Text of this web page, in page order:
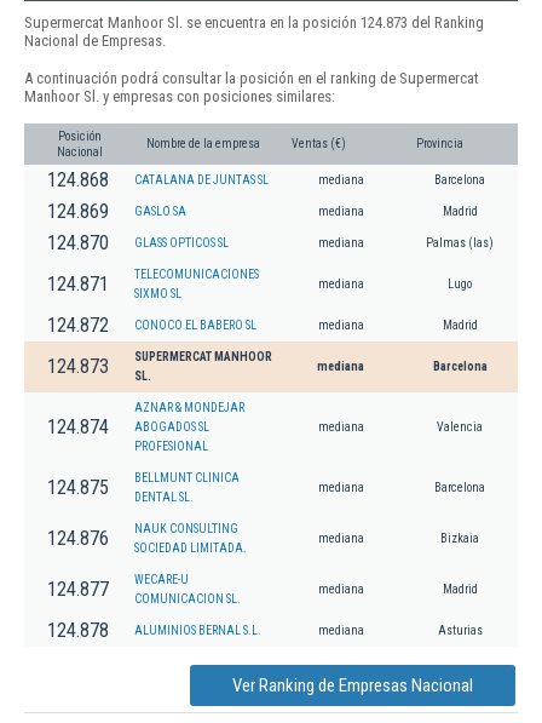
Supermercat Manhoor Sl. se encuentra en la posición 124.873 del Ranking
Nacional de Empresas.
A continuación podrá consultar la posición en el ranking de Supermercat
Manhoor Sl. y empresas con posiciones similares:
Posición
Nacional
Nombre de la empresa Ventas (€) Provincia
124.868 CATALANA DE JUNTAS SL mediana Barcelona
124.869 GASLO SA mediana Madrid
124.870 GLASS OPTICOS SL mediana Palmas (las)
124.871
TELECOMUNICACIONES
SIXMO SL
mediana Lugo
124.872 CONOCO EL BABERO SL mediana Madrid
124.873
SUPERMERCAT MANHOOR
SL.
mediana Barcelona
124.874
AZNAR & MONDEJAR
ABOGADOS SL
PROFESIONAL
mediana Valencia
124.875
BELLMUNT CLINICA
DENTAL SL.
mediana Barcelona
124.876
NAUK CONSULTING
SOCIEDAD LIMITADA.
mediana Bizkaia
124.877
WECARE-U
COMUNICACION SL.
mediana Madrid
124.878 ALUMINIOS BERNAL S.L. mediana Asturias
Ver Ranking de Empresas Nacional